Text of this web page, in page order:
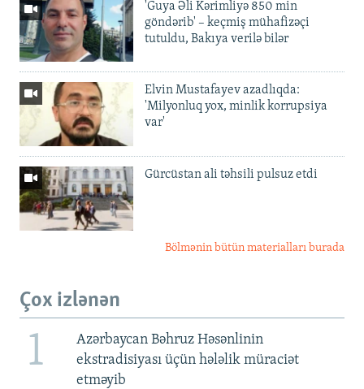
'Guya Əli Kərimliyə 850 min
göndərib' – keçmiş mühafizəçi
tutuldu, Bakıya verilə bilər
Elvin Mustafayev azadlıqda:
'Milyonluq yox, minlik korrupsiya
var'
Gürcüstan ali təhsili pulsuz etdi
Bölmənin bütün materialları burada
Çox izlənən
1
Azərbaycan Bəhruz Həsənlinin
ekstradisiyası üçün hələlik müraciət
etməyib